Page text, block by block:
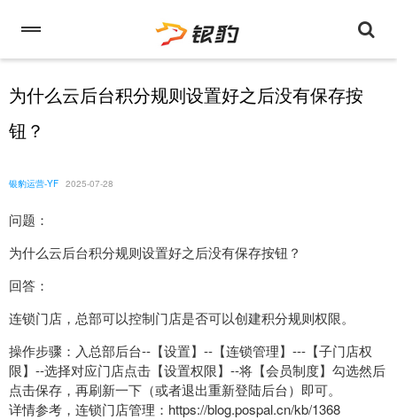
为什么云后台积分规则设置好之后没有保存按
钮？
银豹运营-YF 2025-07-28
问题：
为什么云后台积分规则设置好之后没有保存按钮？
回答：
连锁门店，总部可以控制门店是否可以创建积分规则权限。
操作步骤：入总部后台--【设置】--【连锁管理】---【子门店权
限】--选择对应门店点击【设置权限】--将【会员制度】勾选然后
点击保存，再刷新一下（或者退出重新登陆后台）即可。
详情参考，连锁门店管理：https://blog.pospal.cn/kb/1368